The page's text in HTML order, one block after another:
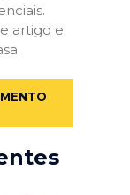
artigo e